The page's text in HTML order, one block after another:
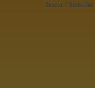
Inicio / Semillas